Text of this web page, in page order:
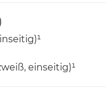
einseitig)¹